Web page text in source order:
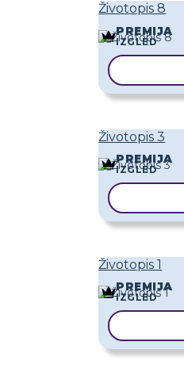
Životopis 8
PREMIJA
IZGLED
Životopis 3
PREMIJA
IZGLED
Životopis 1
PREMIJA
IZGLED